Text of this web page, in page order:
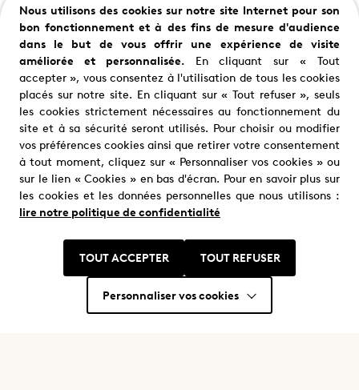
Samuel Le Bihan
Alex Hugo
Mikaël Fitoussi
Pascal Renart
Où nous trouver ?
Nous utilisons des cookies sur notre site Internet pour son
bon fonctionnement et à des fins de mesure d'audience
dans le but de vous offrir une expérience de visite
améliorée et personnalisée.En cliquant sur « Tout
accepter », vous consentez à l'utilisation de tous les cookies
placés sur notre site. En cliquant sur « Tout refuser », seuls
les cookies strictement nécessaires au fonctionnement du
site et à sa sécurité seront utilisés. Pour choisir ou modifier
vos préférences cookies ainsi que retirer votre consentement
à tout moment, cliquez sur « Personnaliser vos cookies » ou
sur le lien « Cookies » en bas d'écran. Pour en savoir plus sur
les cookies et les données personnelles que nous utilisons :
lire notre politique de confidentialité
TOUT ACCEPTER TOUT REFUSER
Personnaliser vos cookies